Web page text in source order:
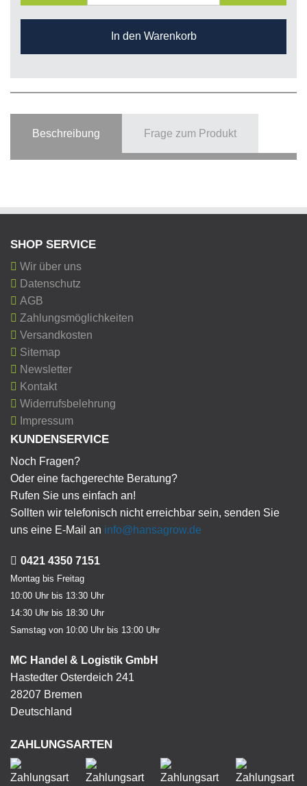
In den Warenkorb
Beschreibung Frage zum Produkt
SHOP SERVICE
Wir über uns
Datenschutz
AGB
Zahlungsmöglichkeiten
Versandkosten
Sitemap
Newsletter
Kontakt
Widerrufsbelehrung
Impressum
KUNDENSERVICE
Noch Fragen?
Oder eine fachgerechte Beratung?
Rufen Sie uns einfach an!
Sollten wir telefonisch nicht erreichbar sein, senden Sie
uns eine E-Mail an info@hansagrow.de
0421 4350 7151
Montag bis Freitag
10:00 Uhr bis 13:30 Uhr
14:30 Uhr bis 18:30 Uhr
Samstag von 10:00 Uhr bis 13:00 Uhr
MC Handel & Logistik GmbH
Hastedter Osterdeich 241
28207 Bremen
Deutschland
ZAHLUNGSARTEN